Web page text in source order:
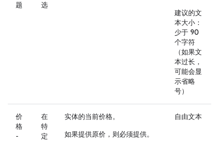
题
选
建议的文
本大小：
少于 90
个字符
（如果文
本过长，
可能会显
示省略
号）
价
格
-
在
特
定
实体的当前价格。
如果提供原价，则必须提供。
自由文本